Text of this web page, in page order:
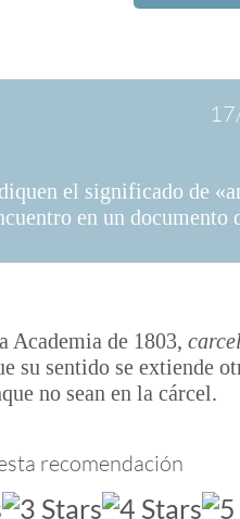
patrocinada por la
en los medios de
el significado de
en un documento
Academia de 1803,
su sentido se extiende
no sean en la cárcel.
recomendación